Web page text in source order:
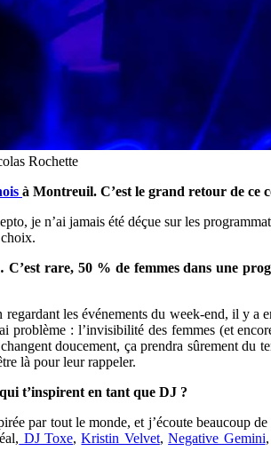
Rochette
à Montreuil. C’est le grand retour de ce
je n’ai jamais été déçue sur les
rare, 50 % de femmes dans une
les événements du week-end, il y
problème : l’invisibilité des femmes (et
doucement, ça prendra sûrement
là pour leur rappeler.
t’inspirent en tant que DJ ?
par tout le monde, et j’écoute beaucoup
DJ Toxe,Kristin Velvet,Negative Gemini,